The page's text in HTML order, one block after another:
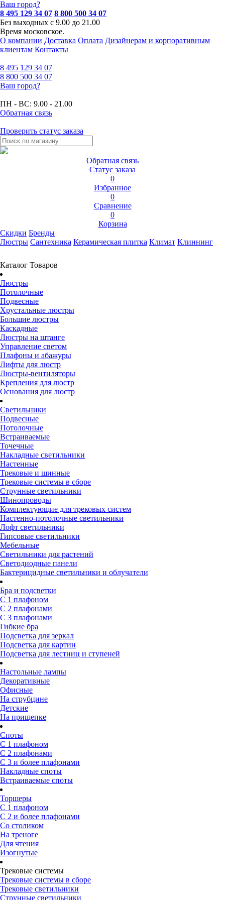
Ваш город?
8 495 129 34 07 8 800 500 34 07
Без выходных с 9.00 до 21.00
Время московское.
О компании Доставка Оплата Дизайнерам и корпоративным
клиентам Контакты
8 495 129 34 07
8 800 500 34 07
Ваш город?
ПН - ВС: 9.00 - 21.00
Обратная связь
Проверить статус заказа
Обратная связь
Статус заказа
0
Избранное
0
Сравнение
0
Корзина
Скидки Бренды
Люстры Сантехника Керамическая плитка Климат Клиннинг
Каталог Товаров
Люстры
Потолочные
Подвесные
Хрустальные люстры
Большие люстры
Каскадные
Люстры на штанге
Управление светом
Плафоны и абажуры
Лифты для люстр
Люстры-вентиляторы
Крепления для люстр
Основания для люстр
Светильники
Подвесные
Потолочные
Встраиваемые
Точечные
Накладные светильники
Настенные
Трековые и шинные
Трековые системы в сборе
Струнные светильники
Шинопроводы
Комплектующие для трековых систем
Настенно-потолочные светильники
Лофт светильники
Гипсовые светильники
Мебельные
Светильники для растений
Светодиодные панели
Бактерицидные светильники и облучатели
Бра и подсветки
С 1 плафоном
С 2 плафонами
С 3 плафонами
Гибкие бра
Подсветка для зеркал
Подсветка для картин
Подсветка для лестниц и ступеней
Настольные лампы
Декоративные
Офисные
На струбцине
Детские
На прищепке
Споты
С 1 плафоном
С 2 плафонами
С 3 и более плафонами
Накладные споты
Встраиваемые споты
Торшеры
С 1 плафоном
С 2 и более плафонами
Со столиком
На треноге
Для чтения
Изогнутые
Трековые системы
Трековые системы в сборе
Трековые светильники
Струнные светильники